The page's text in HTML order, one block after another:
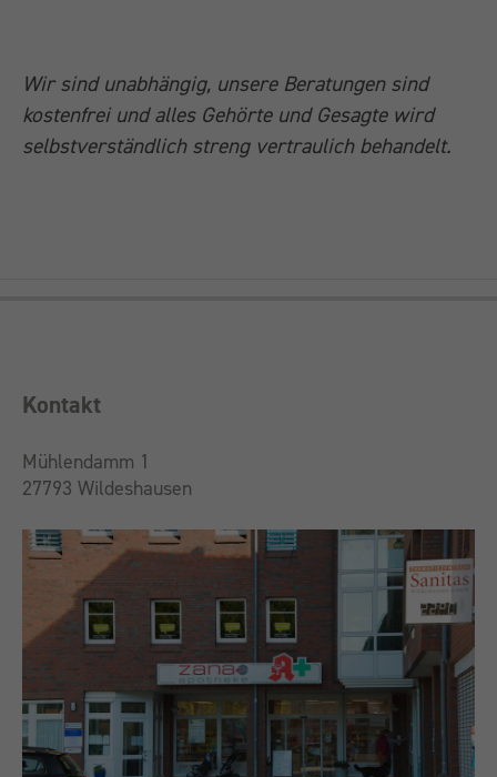
Wir sind unabhängig, unsere Beratungen sind
kostenfrei und alles Gehörte und Gesagte wird
selbstverständlich streng vertraulich behandelt.
Kontakt
Mühlendamm 1
27793 Wildeshausen